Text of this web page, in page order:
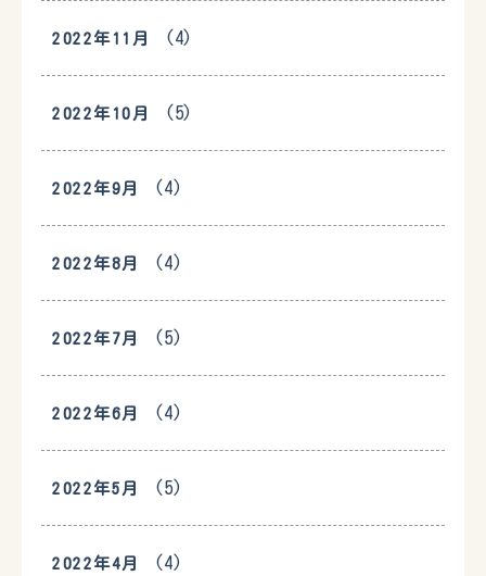
2022年11月 (4)
2022年10月 (5)
2022年9月 (4)
2022年8月 (4)
2022年7月 (5)
2022年6月 (4)
2022年5月 (5)
2022年4月 (4)